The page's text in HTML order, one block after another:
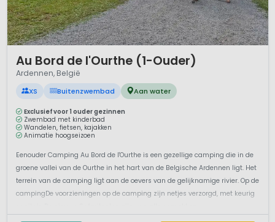
Au Bord de l'Ourthe (1-Ouder)
Ardennen, België
XS Buitenzwembad Aan water
Exclusief voor 1 ouder gezinnen
Zwembad met kinderbad
Wandelen, fietsen, kajakken
Animatie hoogseizoen
Eenouder Camping Au Bord de l'Ourthe is een gezellige camping die in de
groene vallei van de Ourthe in het hart van de Belgische Ardennen ligt. Het
terrein van de camping ligt aan de oevers van de gelijknamige rivier. Op de
campingDe voorzieningen op de camping zijn netjes verzorgd, met keurig